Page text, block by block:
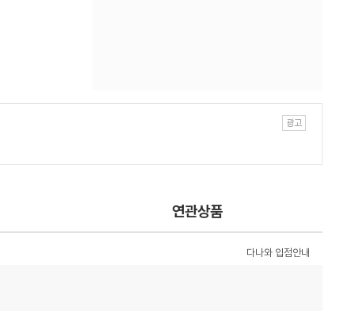
연관상품
다나와 입점안내